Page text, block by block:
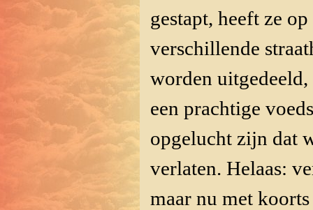
gestapt, heeft ze
verschillende
worden
een prachtige
opgelucht zijn dat
verlaten. Helaas:
maar nu met